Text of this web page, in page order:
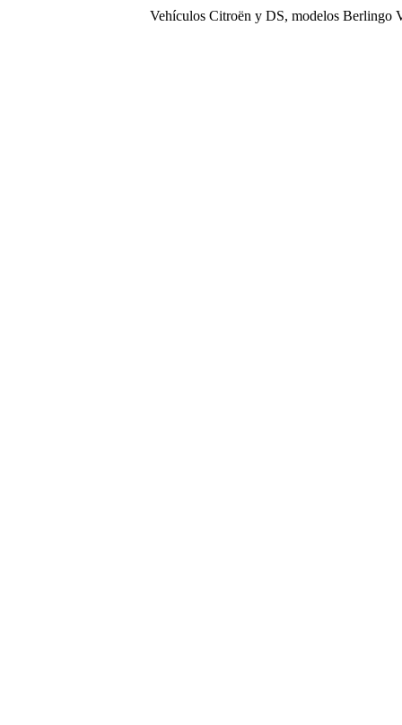
Vehículos Citroën y DS, modelos Berlingo